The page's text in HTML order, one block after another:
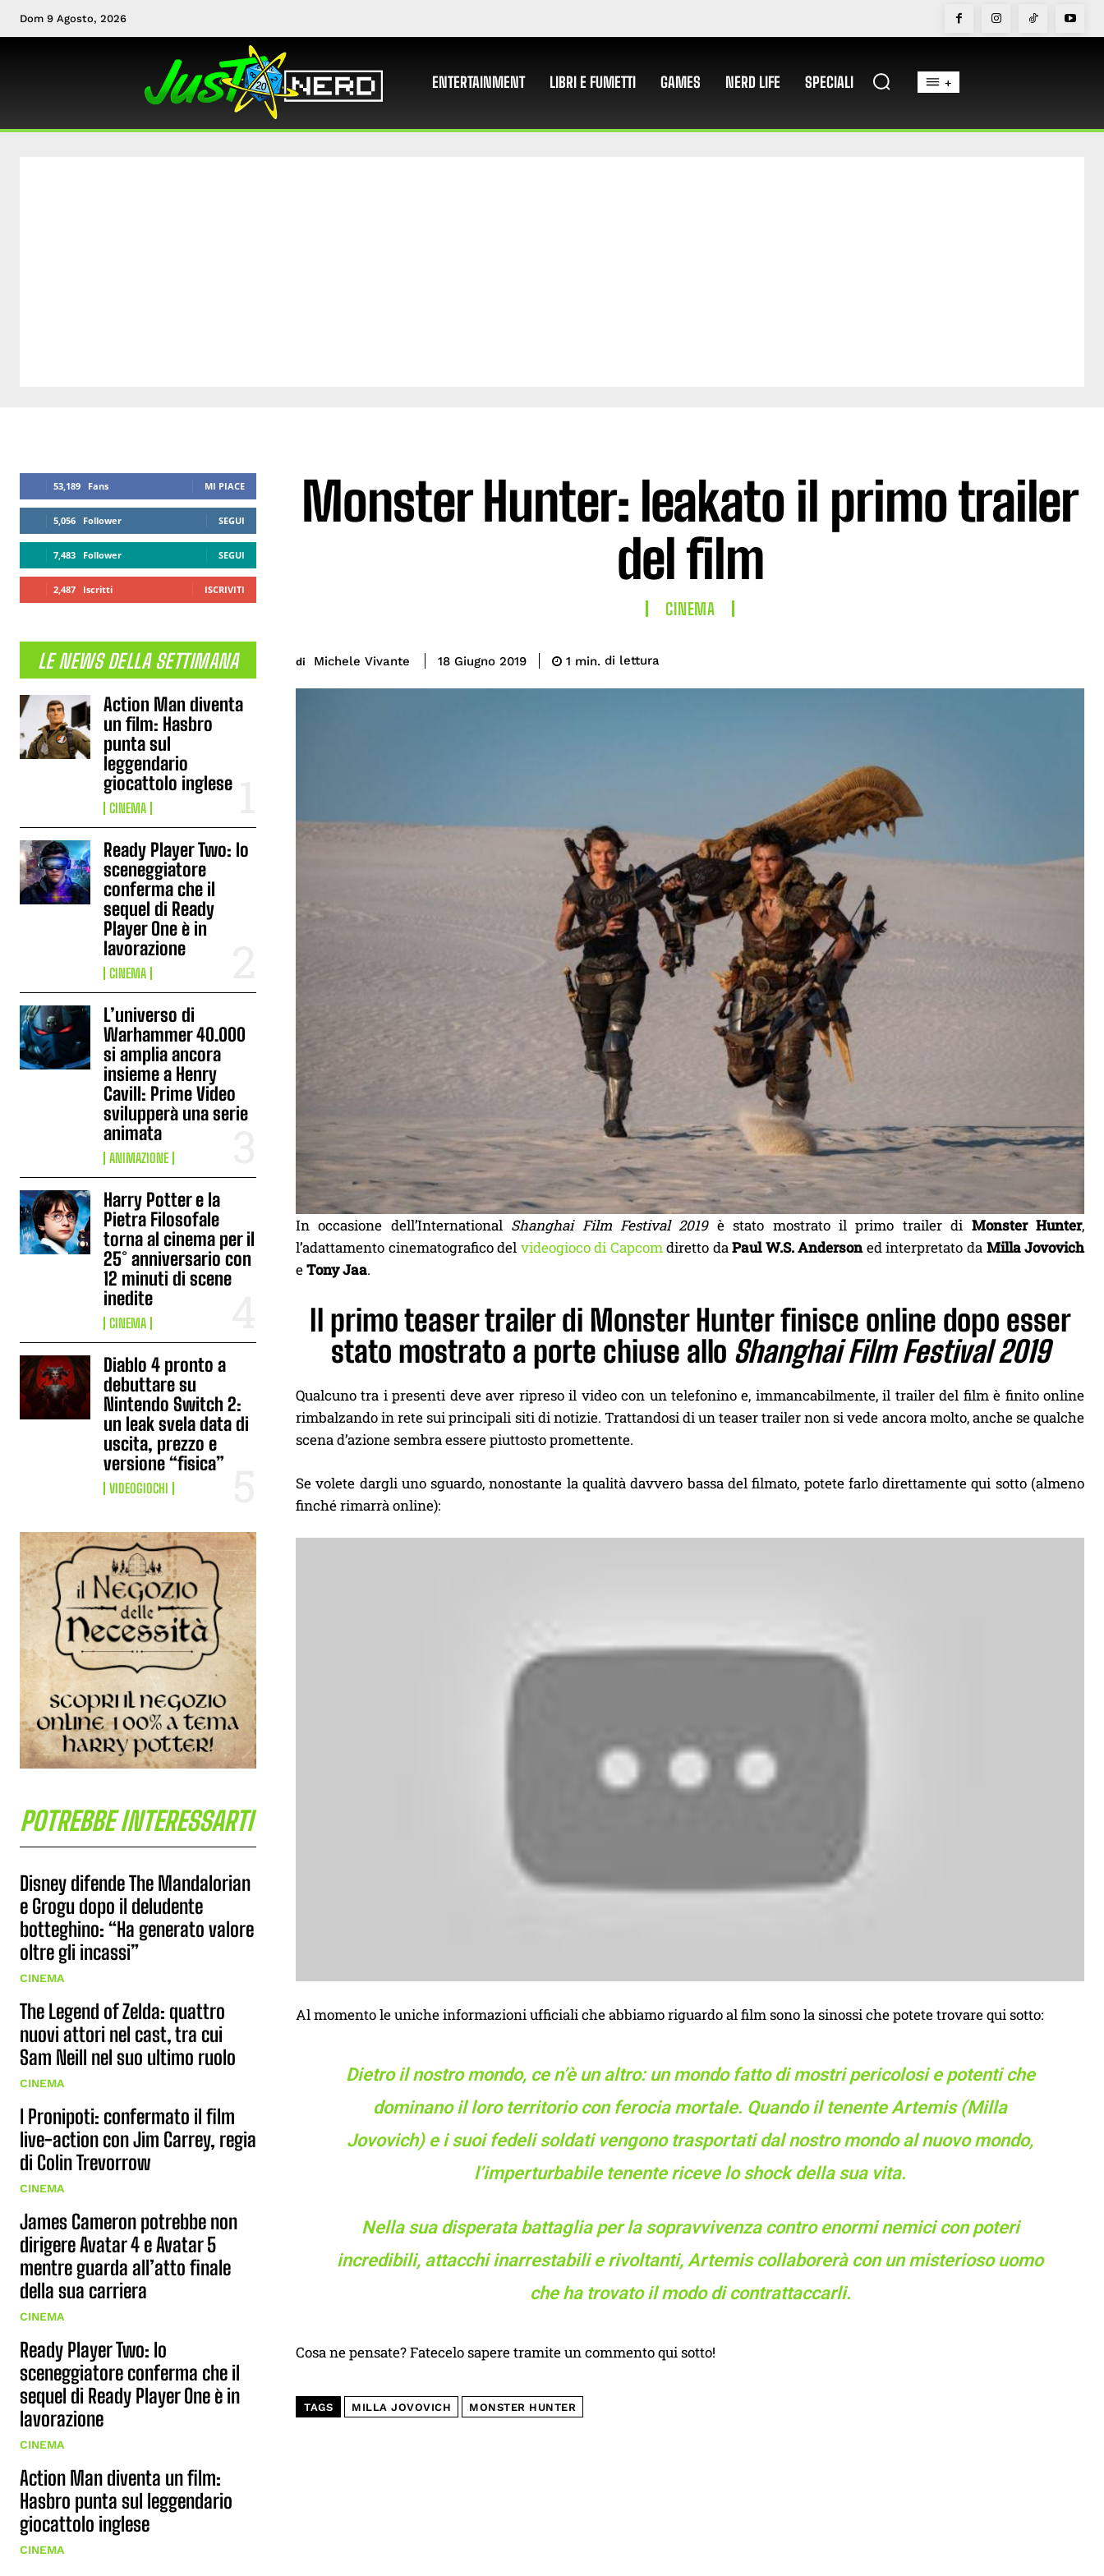
Dom 9 Agosto, 2026
ENTERTAINMENT LIBRI E FUMETTI GAMES NERD LIFE SPECIALI +
53,189 Fans MI PIACE
5,056 Follower SEGUI
7,483 Follower SEGUI
2,487 Iscritti ISCRIVITI
LE NEWS DELLA SETTIMANA
Action Man diventa
un film: Hasbro
punta sul
leggendario
giocattolo inglese
CINEMA
Ready Player Two: lo
sceneggiatore
conferma che il
sequel di Ready
Player One è in
lavorazione
CINEMA
L’universo di
Warhammer 40.000
si amplia ancora
insieme a Henry
Cavill: Prime Video
svilupperà una serie
animata
ANIMAZIONE
Harry Potter e la
Pietra Filosofale
torna al cinema per il
25° anniversario con
12 minuti di scene
inedite
CINEMA
Diablo 4 pronto a
debuttare su
Nintendo Switch 2:
un leak svela data di
uscita, prezzo e
versione “fisica”
VIDEOGIOCHI
POTREBBE INTERESSARTI
Disney difende The Mandalorian
e Grogu dopo il deludente
botteghino: “Ha generato valore
oltre gli incassi”
CINEMA
The Legend of Zelda: quattro
nuovi attori nel cast, tra cui
Sam Neill nel suo ultimo ruolo
CINEMA
I Pronipoti: confermato il film
live-action con Jim Carrey, regia
di Colin Trevorrow
CINEMA
James Cameron potrebbe non
dirigere Avatar 4 e Avatar 5
mentre guarda all’atto finale
della sua carriera
CINEMA
Ready Player Two: lo
sceneggiatore conferma che il
sequel di Ready Player One è in
lavorazione
CINEMA
Action Man diventa un film:
Hasbro punta sul leggendario
giocattolo inglese
CINEMA
Monster Hunter: leakato il primo trailer
del film
CINEMA
di Michele Vivante 18 Giugno 2019 1 min. di lettura
In occasione dell’International Shanghai Film Festival 2019è stato mostrato il primo trailer di Monster Hunter,
l’adattamento cinematografico del videogioco di Capcomdiretto daPaul W.S. Andersoned interpretato da Milla Jovovich
eTony Jaa.
Il primo teaser trailer di Monster Hunter finisce online dopo esser
stato mostrato a porte chiuse allo Shanghai Film Festival 2019
Qualcuno tra i presenti deve aver ripreso il video con un telefonino e, immancabilmente, il trailer del film è finito online
rimbalzando in rete sui principali siti di notizie. Trattandosi di un teaser trailer non si vede ancora molto, anche se qualche
scena d’azione sembra essere piuttosto promettente.
Se volete dargli uno sguardo, nonostante la qualità davvero bassa del filmato, potete farlo direttamente qui sotto (almeno
finché rimarrà online):
Al momento le uniche informazioni ufficiali che abbiamo riguardo al film sono la sinossi che potete trovare qui sotto:
Dietro il nostro mondo, ce n’è un altro: un mondo fatto di mostri pericolosi e potenti che
dominano il loro territorio con ferocia mortale. Quando il tenente Artemis (Milla
Jovovich) e i suoi fedeli soldati vengono trasportati dal nostro mondo al nuovo mondo,
l’imperturbabile tenente riceve lo shock della sua vita.
Nella sua disperata battaglia per la sopravvivenza contro enormi nemici con poteri
incredibili, attacchi inarrestabili e rivoltanti, Artemis collaborerà con un misterioso uomo
che ha trovato il modo di contrattaccarli.
Cosa ne pensate? Fatecelo sapere tramite un commento qui sotto!
TAGS MILLA JOVOVICH MONSTER HUNTER